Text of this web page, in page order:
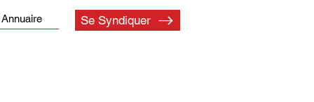
Se Syndiquer
Annuaire